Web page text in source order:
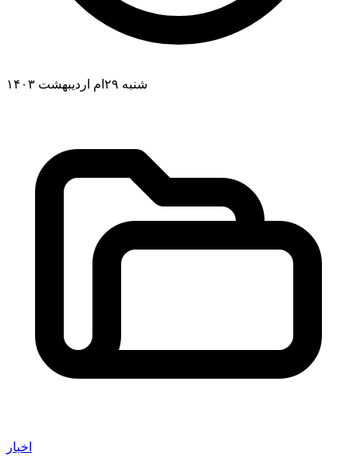
شنبه ۲۹ام اردیبهشت ۱۴۰۳
اخبار